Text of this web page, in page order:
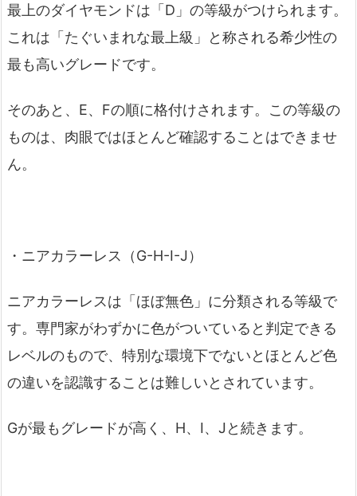
最上のダイヤモンドは「D」の等級がつけられます。
これは「たぐいまれな最上級」と称される希少性の
最も高いグレードです。
そのあと、E、Fの順に格付けされます。この等級の
ものは、肉眼ではほとんど確認することはできませ
ん。
・ニアカラーレス（G-H-I-J）
ニアカラーレスは「ほぼ無色」に分類される等級で
す。専門家がわずかに色がついていると判定できる
レベルのもので、特別な環境下でないとほとんど色
の違いを認識することは難しいとされています。
Gが最もグレードが高く、H、I、Jと続きます。